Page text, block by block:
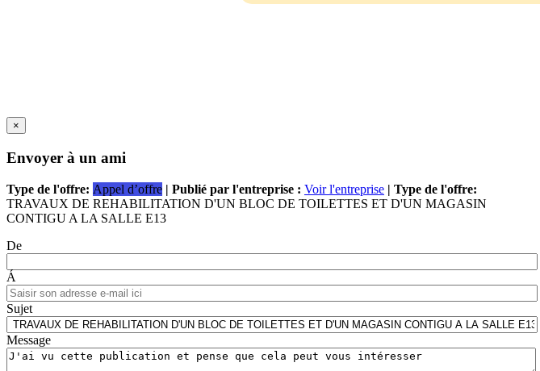
×
Envoyer à un ami
Type de l'offre: Appel d’offre | Publié par l'entreprise : Voir l'entreprise | Type de l'offre:
TRAVAUX DE REHABILITATION D'UN BLOC DE TOILETTES ET D'UN MAGASIN
CONTIGU A LA SALLE E13
De
Á
Sujet
Message